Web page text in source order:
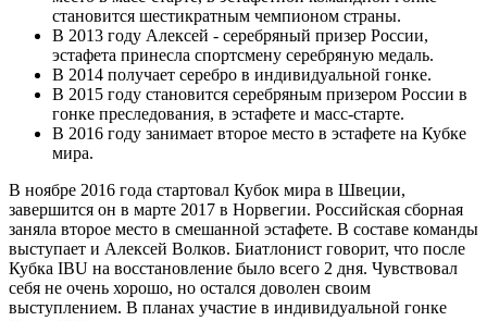
становится шестикратным чемпионом страны.
В 2013 году Алексей - серебряный призер России,
эстафета принесла спортсмену серебряную медаль.
В 2014 получает серебро в индивидуальной гонке.
В 2015 году становится серебряным призером России в
гонке преследования, в эстафете и масс-старте.
В 2016 году занимает второе место в эстафете на Кубке
мира.
В ноябре 2016 года стартовал Кубок мира в Швеции,
завершится он в марте 2017 в Норвегии. Российская сборная
заняла второе место в смешанной эстафете. В составе команды
выступает и Алексей Волков. Биатлонист говорит, что после
Кубка IBU на восстановление было всего 2 дня. Чувствовал
себя не очень хорошо, но остался доволен своим
выступлением. В планах участие в индивидуальной гонке